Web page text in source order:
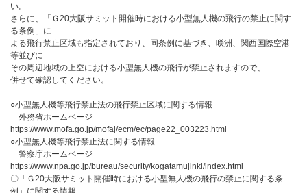
い。
さらに、「Ｇ20大阪サミット開催時における小型無人機の飛行の禁止に関す
る条例」に
よる飛行禁止区域も指定されており、同条例に基づき、咲洲、関西国際空港
等並びに
その周辺地域の上空における小型無人機の飛行が禁止されますので、
併せて確認してください。
○小型無人機等飛行禁止法の飛行禁止区域に関する情報
外務省ホームページ
https://www.mofa.go.jp/mofaj/ecm/ec/page22_003223.html
○小型無人機等飛行禁止法に関する情報
警察庁ホームページ
https://www.npa.go.jp/bureau/security/kogatamujinki/index.html
〇「Ｇ20大阪サミット開催時における小型無人機の飛行の禁止に関する条